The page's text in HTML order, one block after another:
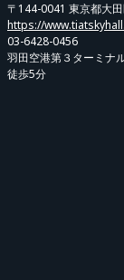
※本公演は全席指定席
※座席番号は当日発表
※2枚購入された場合
〒144-0041 東京都大
https://
03-6428-0456
羽田空港第３ターミナ
徒歩5分